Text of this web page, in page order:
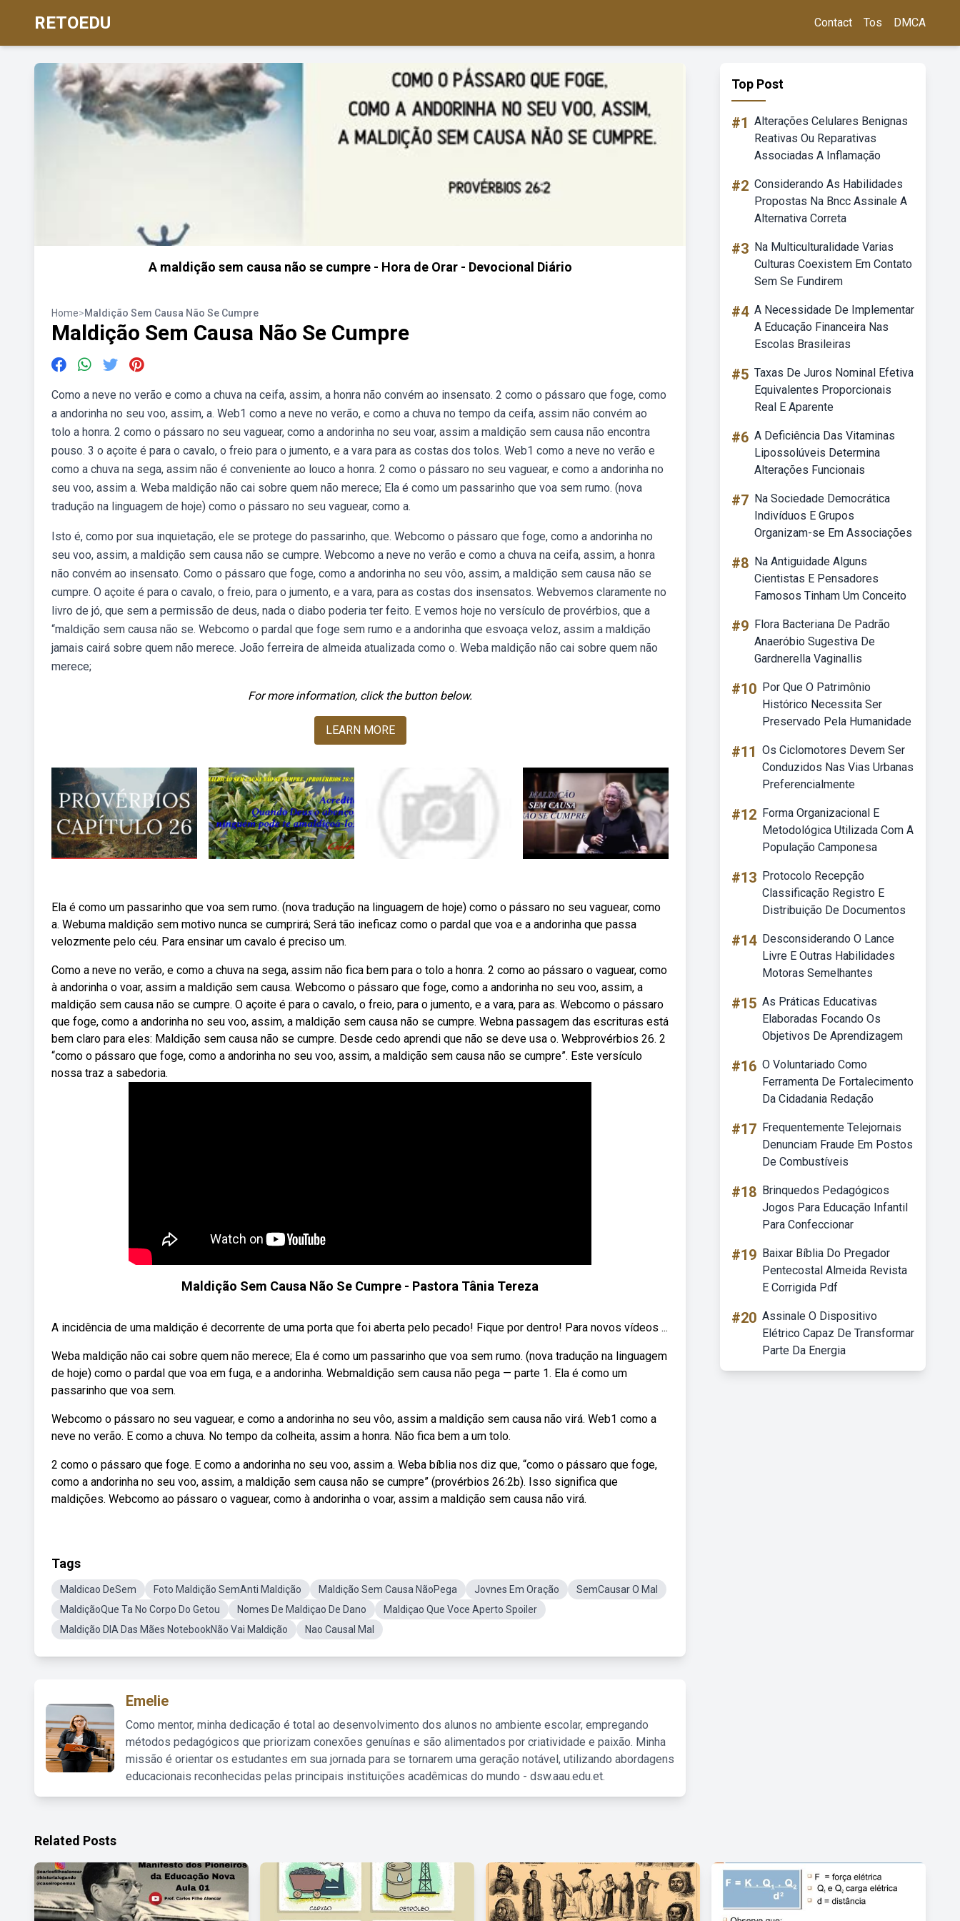
RETOEDU Contact Tos DMCA
A maldição sem causa não se cumpre - Hora de Orar - Devocional Diário
Home>Maldição Sem Causa Não Se Cumpre
Maldição Sem Causa Não Se Cumpre
Como a neve no verão e como a chuva na ceifa, assim, a honra não convém ao insensato. 2 como o pássaro que foge, como
a andorinha no seu voo, assim, a. Web1 como a neve no verão, e como a chuva no tempo da ceifa, assim não convém ao
tolo a honra. 2 como o pássaro no seu vaguear, como a andorinha no seu voar, assim a maldição sem causa não encontra
pouso. 3 o açoite é para o cavalo, o freio para o jumento, e a vara para as costas dos tolos. Web1 como a neve no verão e
como a chuva na sega, assim não é conveniente ao louco a honra. 2 como o pássaro no seu vaguear, e como a andorinha no
seu voo, assim a. Weba maldição não cai sobre quem não merece; Ela é como um passarinho que voa sem rumo. (nova
tradução na linguagem de hoje) como o pássaro no seu vaguear, como a.
Isto é, como por sua inquietação, ele se protege do passarinho, que. Webcomo o pássaro que foge, como a andorinha no
seu voo, assim, a maldição sem causa não se cumpre. Webcomo a neve no verão e como a chuva na ceifa, assim, a honra
não convém ao insensato. Como o pássaro que foge, como a andorinha no seu vôo, assim, a maldição sem causa não se
cumpre. O açoite é para o cavalo, o freio, para o jumento, e a vara, para as costas dos insensatos. Webvemos claramente no
livro de jó, que sem a permissão de deus, nada o diabo poderia ter feito. E vemos hoje no versículo de provérbios, que a
“maldição sem causa não se. Webcomo o pardal que foge sem rumo e a andorinha que esvoaça veloz, assim a maldição
jamais cairá sobre quem não merece. João ferreira de almeida atualizada como o. Weba maldição não cai sobre quem não
merece;
For more information, click the button below.
LEARN MORE
Ela é como um passarinho que voa sem rumo. (nova tradução na linguagem de hoje) como o pássaro no seu vaguear, como
a. Webuma maldição sem motivo nunca se cumprirá; Será tão ineficaz como o pardal que voa e a andorinha que passa
velozmente pelo céu. Para ensinar um cavalo é preciso um.
Como a neve no verão, e como a chuva na sega, assim não fica bem para o tolo a honra. 2 como ao pássaro o vaguear, como
à andorinha o voar, assim a maldição sem causa. Webcomo o pássaro que foge, como a andorinha no seu voo, assim, a
maldição sem causa não se cumpre. O açoite é para o cavalo, o freio, para o jumento, e a vara, para as. Webcomo o pássaro
que foge, como a andorinha no seu voo, assim, a maldição sem causa não se cumpre. Webna passagem das escrituras está
bem claro para eles: Maldição sem causa não se cumpre. Desde cedo aprendi que não se deve usa o. Webprovérbios 26. 2
“como o pássaro que foge, como a andorinha no seu voo, assim, a maldição sem causa não se cumpre”. Este versículo
nossa traz a sabedoria.
Maldição Sem Causa Não Se Cumpre - Pastora Tânia Tereza
A incidência de uma maldição é decorrente de uma porta que foi aberta pelo pecado! Fique por dentro! Para novos vídeos ...
Weba maldição não cai sobre quem não merece; Ela é como um passarinho que voa sem rumo. (nova tradução na linguagem
de hoje) como o pardal que voa em fuga, e a andorinha. Webmaldição sem causa não pega — parte 1. Ela é como um
passarinho que voa sem.
Webcomo o pássaro no seu vaguear, e como a andorinha no seu vôo, assim a maldição sem causa não virá. Web1 como a
neve no verão. E como a chuva. No tempo da colheita, assim a honra. Não fica bem a um tolo.
2 como o pássaro que foge. E como a andorinha no seu voo, assim a. Weba bíblia nos diz que, “como o pássaro que foge,
como a andorinha no seu voo, assim, a maldição sem causa não se cumpre” (provérbios 26:2b). Isso significa que
maldições. Webcomo ao pássaro o vaguear, como à andorinha o voar, assim a maldição sem causa não virá.
Tags
Maldicao DeSem Foto Maldição SemAnti Maldição Maldição Sem Causa NãoPega Jovnes Em Oração
SemCausar O Mal
MaldiçãoQue Ta No Corpo Do Getou
Nomes De Maldiçao De Dano
Maldiçao Que Voce Aperto Spoiler
Maldição DIA Das Mães NotebookNão Vai Maldição
Nao Causal Mal
Emelie
Como mentor, minha dedicação é total ao desenvolvimento dos alunos no ambiente escolar, empregando
métodos pedagógicos que priorizam conexões genuínas e são alimentados por criatividade e paixão. Minha
missão é orientar os estudantes em sua jornada para se tornarem uma geração notável, utilizando abordagens
educacionais reconhecidas pelas principais instituições acadêmicas do mundo - dsw.aau.edu.et.
Top Post
#1 Alterações Celulares Benignas
Reativas Ou Reparativas
Associadas A Inflamação
#2 Considerando As Habilidades
Propostas Na Bncc Assinale A
Alternativa Correta
#3 Na Multiculturalidade Varias
Culturas Coexistem Em Contato
Sem Se Fundirem
#4 A Necessidade De Implementar
A Educação Financeira Nas
Escolas Brasileiras
#5 Taxas De Juros Nominal Efetiva
Equivalentes Proporcionais
Real E Aparente
#6 A Deficiência Das Vitaminas
Lipossolúveis Determina
Alterações Funcionais
#7 Na Sociedade Democrática
Indivíduos E Grupos
Organizam-se Em Associações
#8 Na Antiguidade Alguns
Cientistas E Pensadores
Famosos Tinham Um Conceito
#9 Flora Bacteriana De Padrão
Anaeróbio Sugestiva De
Gardnerella Vaginallis
#10 Por Que O Patrimônio
Histórico Necessita Ser
Preservado Pela Humanidade
#11 Os Ciclomotores Devem Ser
Conduzidos Nas Vias Urbanas
Preferencialmente
#12 Forma Organizacional E
Metodológica Utilizada Com A
População Camponesa
#13 Protocolo Recepção
Classificação Registro E
Distribuição De Documentos
#14 Desconsiderando O Lance
Livre E Outras Habilidades
Motoras Semelhantes
#15 As Práticas Educativas
Elaboradas Focando Os
Objetivos De Aprendizagem
#16 O Voluntariado Como
Ferramenta De Fortalecimento
Da Cidadania Redação
#17 Frequentemente Telejornais
Denunciam Fraude Em Postos
De Combustíveis
#18 Brinquedos Pedagógicos
Jogos Para Educação Infantil
Para Confeccionar
#19 Baixar Bíblia Do Pregador
Pentecostal Almeida Revista
E Corrigida Pdf
#20 Assinale O Dispositivo
Elétrico Capaz De Transformar
Parte Da Energia
Related Posts